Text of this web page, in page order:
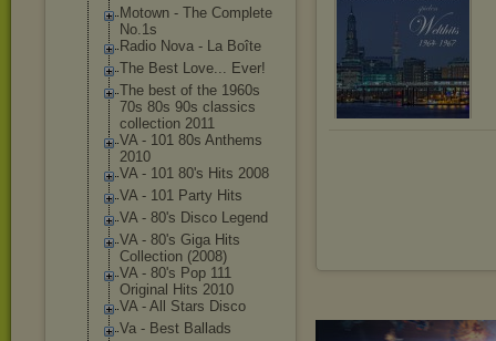
Motown - The Complete
No.1s
Radio Nova - La Boîte
The Best Love... Ever!
The best of the 1960s
70s 80s 90s classics
collection 2011
VA - 101 80s Anthems
2010
VA - 101 80's Hits 2008
VA - 101 Party Hits
VA - 80's Disco Legend
VA - 80's Giga Hits
Collection (2008)
VA - 80's Pop 111
Original Hits 2010
VA - All Stars Disco
Va - Best Ballads